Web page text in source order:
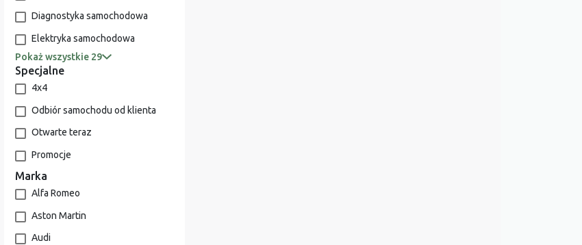
Diagnostyka samochodowa
Elektryka samochodowa
Pokaż wszystkie 29
Specjalne
4x4
Odbiór samochodu od klienta
Otwarte teraz
Promocje
Marka
Alfa Romeo
Aston Martin
Audi